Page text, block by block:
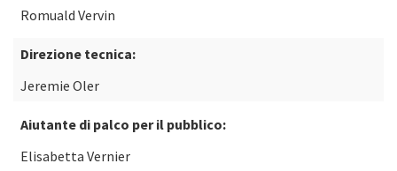
Romuald Vervin
Direzione tecnica:
Jeremie Oler
Aiutante di palco per il pubblico:
Elisabetta Vernier